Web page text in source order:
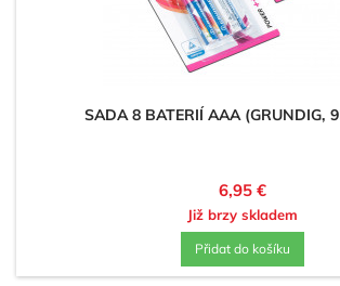
SADA 8 BATERIÍ AAA (GRUNDIG,
Cena
6,95 €
Již brzy skladem
Přidat do košíku